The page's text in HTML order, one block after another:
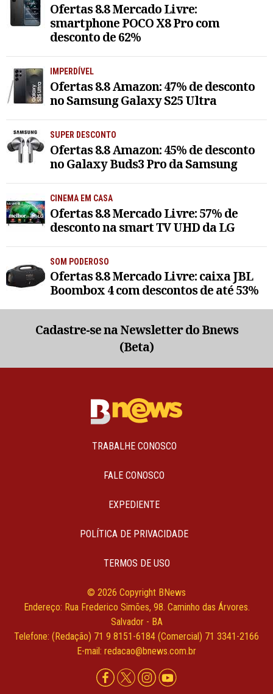
Ofertas 8.8 Mercado Livre:
smartphone POCO X8 Pro com
desconto de 62%
IMPERDÍVEL
Ofertas 8.8 Amazon: 47% de desconto
no Samsung Galaxy S25 Ultra
SUPER DESCONTO
Ofertas 8.8 Amazon: 45% de desconto
no Galaxy Buds3 Pro da Samsung
CINEMA EM CASA
Ofertas 8.8 Mercado Livre: 57% de
desconto na smart TV UHD da LG
SOM PODEROSO
Ofertas 8.8 Mercado Livre: caixa JBL
Boombox 4 com descontos de até 53%
Cadastre-se na Newsletter do Bnews
(Beta)
TRABALHE CONOSCO
FALE CONOSCO
EXPEDIENTE
POLÍTICA DE PRIVACIDADE
TERMOS DE USO
© 2026 Copyright BNews
Endereço: Rua Frederico Simões, 98. Caminho das Árvores.
Salvador - BA
Telefone: (Redação) 71 9 8151-6184 (Comercial) 71 3341-2166
E-mail: redacao@bnews.com.br